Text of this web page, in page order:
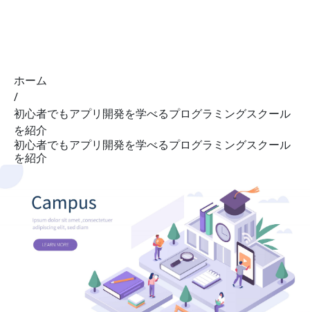
ホーム
/
初心者でもアプリ開発を学べるプログラミングスクール
を紹介
初心者でもアプリ開発を学べるプログラミングスクール
を紹介